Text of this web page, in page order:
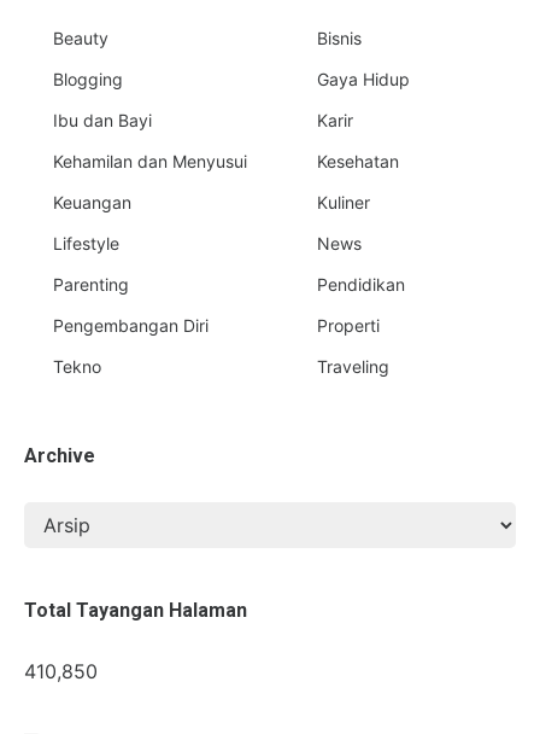
Beauty
Bisnis
Blogging
Gaya Hidup
Ibu dan Bayi
Karir
Kehamilan dan Menyusui
Kesehatan
Keuangan
Kuliner
Lifestyle
News
Parenting
Pendidikan
Pengembangan Diri
Properti
Tekno
Traveling
Archive
Total Tayangan Halaman
410,850